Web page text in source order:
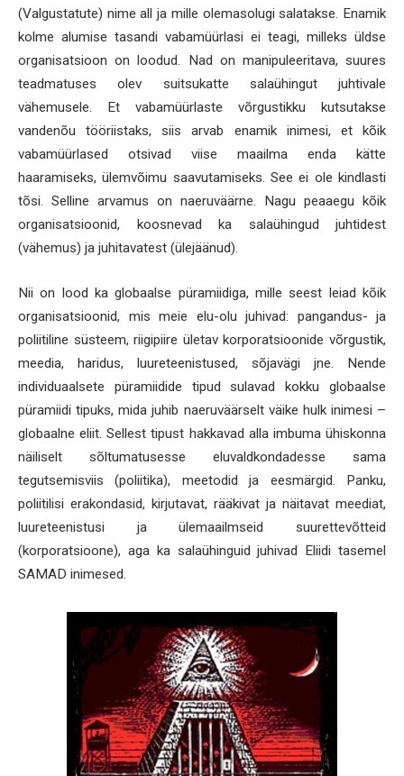
(Valgustatute) nime all ja mille olemasolugi salatakse. Enamik
kolme alumise tasandi vabamüürlasi ei teagi, milleks üldse
organisatsioon on loodud. Nad on manipuleeritava, suures
teadmatuses olev suitsukatte salaühingut juhtivale
vähemusele. Et vabamüürlaste võrgustikku kutsutakse
vandenõu tööriistaks, siis arvab enamik inimesi, et kõik
vabamüürlased otsivad viise maailma enda kätte
haaramiseks, ülemvõimu saavutamiseks. See ei ole kindlasti
tõsi. Selline arvamus on naeruväärne. Nagu peaaegu kõik
organisatsioonid, koosnevad ka salaühingud juhtidest
(vähemus) ja juhitavatest (ülejäänud).
Nii on lood ka globaalse püramiidiga, mille seest leiad kõik
organisatsioonid, mis meie elu-olu juhivad: pangandus- ja
poliitiline süsteem, riigipiire ületav korporatsioonide võrgustik,
meedia, haridus, luureteenistused, sõjavägi jne. Nende
individuaalsete püramiidide tipud sulavad kokku globaalse
püramiidi tipuks, mida juhib naeruväärselt väike hulk inimesi –
globaalne eliit. Sellest tipust hakkavad alla imbuma ühiskonna
näiliselt sõltumatusesse eluvaldkondadesse sama
tegutsemisviis (poliitika), meetodid ja eesmärgid. Panku,
poliitilisi erakondasid, kirjutavat, rääkivat ja näitavat meediat,
luureteenistusi ja ülemaailmseid suurettevõtteid
(korporatsioone), aga ka salaühinguid juhivad Eliidi tasemel
SAMAD inimesed.